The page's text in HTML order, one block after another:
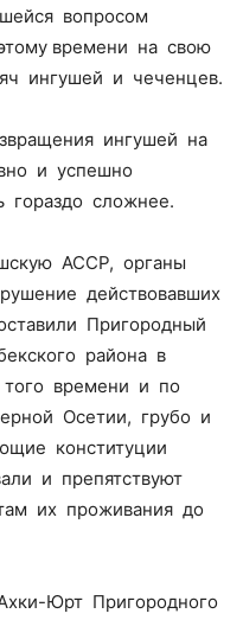
вопросом
времени на свою
ингушей и чеченцев.
ингушей на
и успешно
гораздо сложнее.
АССР, органы
действовавших
Пригородный
района в
времени и по
Осетии, грубо и
конституции
и препятствуют
их проживания до
Юрт Пригородного